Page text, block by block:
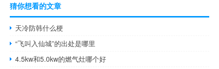
猜你想看的文章
天冷防韩什么梗
“飞叫入仙城”的出处是哪里
4.5kw和5.0kw的燃气灶哪个好